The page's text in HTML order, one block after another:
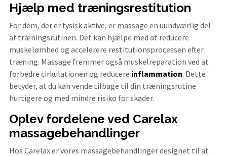
Hjælp med træningsrestitution
For dem, der er fysisk aktive, er massage en uundværlig del
af træningsrutinen. Det kan hjælpe med at reducere
muskelømhed og accelerere restitutionsprocessen efter
træning. Massage fremmer også muskelreparation ved at
forbedre cirkulationen og reducere inflammation. Dette
betyder, at du kan vende tilbage til din træningsrutine
hurtigere og med mindre risiko for skader.
Oplev fordelene ved Carelax
massagebehandlinger
Hos Carelax er vores massagebehandlinger designet til at